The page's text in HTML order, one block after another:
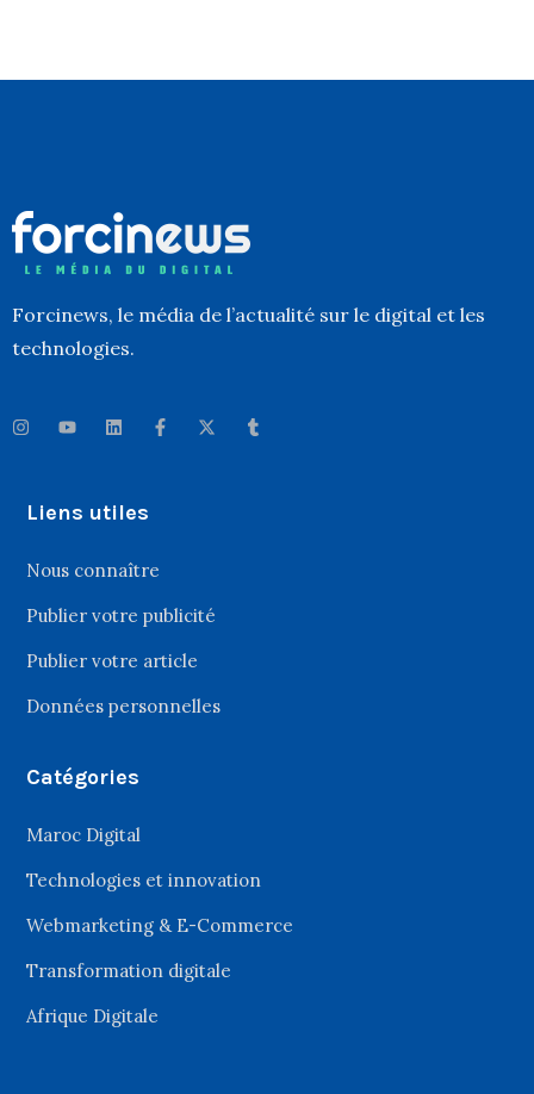
Forcinews, le média de l’actualité sur le digital et les
technologies.
Liens utiles
Nous connaître
Publier votre publicité
Publier votre article
Données personnelles
Catégories
Maroc Digital
Technologies et innovation
Webmarketing & E-Commerce
Transformation digitale
Afrique Digitale